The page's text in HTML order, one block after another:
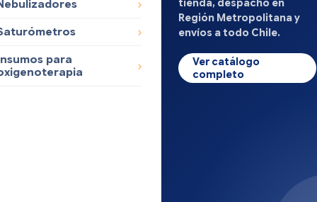
para
tienda, despacho en
Región Metropolitana y
envíos a todo Chile.
Ver catálogo
completo